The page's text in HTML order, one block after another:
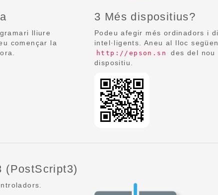
lliure
començar la
3 Més dispositius?
Podeu afegir més ordinadors i
intel·ligents. Aneu al lloc
http://epson.sn
des del nou
dispositiu.
(PostScript3)